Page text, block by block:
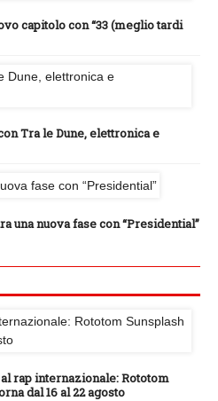
capitolo con “33 (meglio tardi
Tra le Dune, elettronica e
una nuova fase con “Presidential”
rap internazionale: Rototom
dal 16 al 22 agosto